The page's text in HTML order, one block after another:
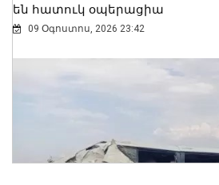
են հատուկ օպերացիա
09 Օգոստոս, 2026 23:42